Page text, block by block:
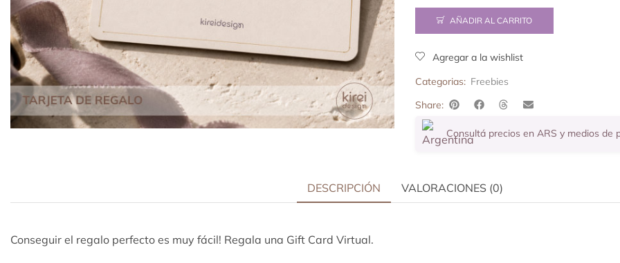
AÑADIR AL CARRITO
Agregar a la wishlist
Categorias: Freebies
Share:
Consultá precios en ARS y medios de
DESCRIPCIÓN VALORACIONES (0)
Conseguir el regalo perfecto es muy fácil! Regala una Gift Card Virtual.